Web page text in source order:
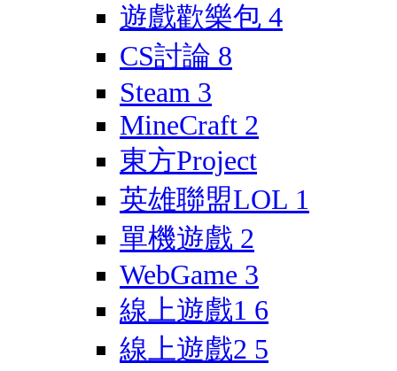
遊戲歡樂包 4
CS討論 8
Steam 3
MineCraft 2
東方Project
英雄聯盟LOL 1
單機遊戲 2
WebGame 3
線上遊戲1 6
線上遊戲2 5